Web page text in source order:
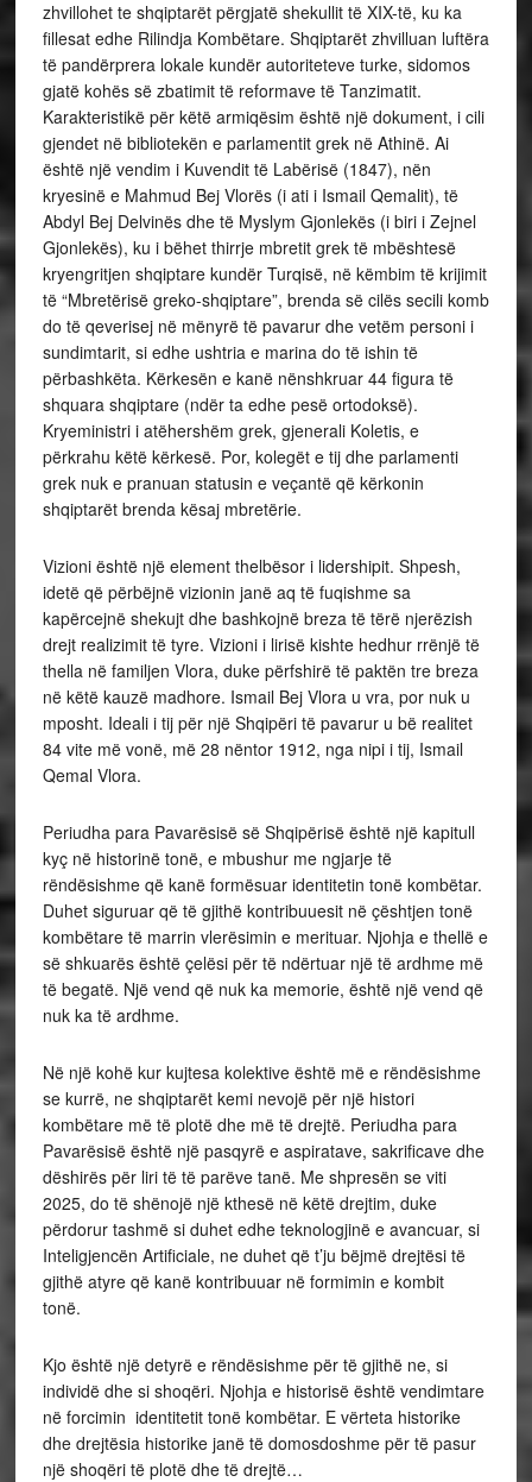
zhvillohet te shqiptarët përgjatë shekullit të XIX-të, ku ka
fillesat edhe Rilindja Kombëtare. Shqiptarët zhvilluan luftëra
të pandërprera lokale kundër autoriteteve turke, sidomos
gjatë kohës së zbatimit të reformave të Tanzimatit.
Karakteristikë për këtë armiqësim është një dokument, i cili
gjendet në bibliotekën e parlamentit grek në Athinë. Ai
është një vendim i Kuvendit të Labërisë (1847), nën
kryesinë e Mahmud Bej Vlorës (i ati i Ismail Qemalit), të
Abdyl Bej Delvinës dhe të Myslym Gjonlekës (i biri i Zejnel
Gjonlekës), ku i bëhet thirrje mbretit grek të mbështesë
kryengritjen shqiptare kundër Turqisë, në këmbim të krijimit
të “Mbretërisë greko-shqiptare”, brenda së cilës secili komb
do të qeverisej në mënyrë të pavarur dhe vetëm personi i
sundimtarit, si edhe ushtria e marina do të ishin të
përbashkëta. Kërkesën e kanë nënshkruar 44 figura të
shquara shqiptare (ndër ta edhe pesë ortodoksë).
Kryeministri i atëhershëm grek, gjenerali Koletis, e
përkrahu këtë kërkesë. Por, kolegët e tij dhe parlamenti
grek nuk e pranuan statusin e veçantë që kërkonin
shqiptarët brenda kësaj mbretërie.
Vizioni është një element thelbësor i lidershipit. Shpesh,
idetë që përbëjnë vizionin janë aq të fuqishme sa
kapërcejnë shekujt dhe bashkojnë breza të tërë njerëzish
drejt realizimit të tyre. Vizioni i lirisë kishte hedhur rrënjë të
thella në familjen Vlora, duke përfshirë të paktën tre breza
në këtë kauzë madhore. Ismail Bej Vlora u vra, por nuk u
mposht. Ideali i tij për një Shqipëri të pavarur u bë realitet
84 vite më vonë, më 28 nëntor 1912, nga nipi i tij, Ismail
Qemal Vlora.
Periudha para Pavarësisë së Shqipërisë është një kapitull
kyç në historinë tonë, e mbushur me ngjarje të
rëndësishme që kanë formësuar identitetin tonë kombëtar.
Duhet siguruar që të gjithë kontribuuesit në çështjen tonë
kombëtare të marrin vlerësimin e merituar. Njohja e thellë e
së shkuarës është çelësi për të ndërtuar një të ardhme më
të begatë. Një vend që nuk ka memorie, është një vend që
nuk ka të ardhme.
Në një kohë kur kujtesa kolektive është më e rëndësishme
se kurrë, ne shqiptarët kemi nevojë për një histori
kombëtare më të plotë dhe më të drejtë. Periudha para
Pavarësisë është një pasqyrë e aspiratave, sakrificave dhe
dëshirës për liri të të parëve tanë. Me shpresën se viti
2025, do të shënojë një kthesë në këtë drejtim, duke
përdorur tashmë si duhet edhe teknologjinë e avancuar, si
Inteligjencën Artificiale, ne duhet që t’ju bëjmë drejtësi të
gjithë atyre që kanë kontribuuar në formimin e kombit
tonë.
Kjo është një detyrë e rëndësishme për të gjithë ne, si
individë dhe si shoqëri. Njohja e historisë është vendimtare
në forcimin identitetit tonë kombëtar. E vërteta historike
dhe drejtësia historike janë të domosdoshme për të pasur
një shoqëri të plotë dhe të drejtë…